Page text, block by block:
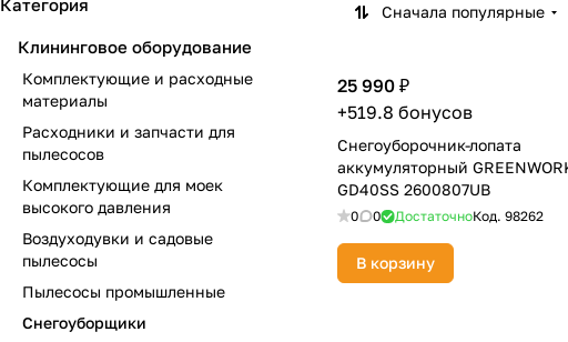
Сначала популярные
25 990 ₽
+519.8 бонусов
Снегоуборочник-лопата
аккумуляторный
GD40SS 2600807UB
0 0 ДостаточноКод. 98262
В корзину
Категория
Клининговое оборудование
Комплектующие и расходные
материалы
Расходники и запчасти для
пылесосов
Комплектующие для моек
высокого давления
Воздуходувки и садовые
пылесосы
Пылесосы промышленные
Снегоуборщики
25